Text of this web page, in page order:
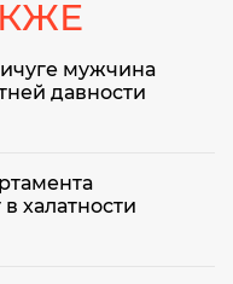
мужчина
давности
халатности